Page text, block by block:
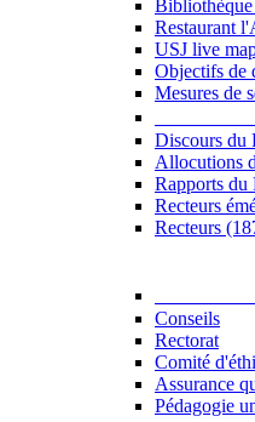
Restaurant
USJ live
Objectifs de
Mesures de
Discours du
Allocutions
Rapports du
Recteurs
Recteurs
Conseils
Rectorat
Comité
Assurance
Pédagogie